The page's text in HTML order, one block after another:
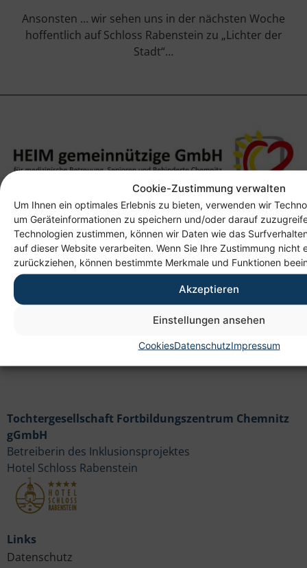
Cookie-Zustimmung verwalten
Um Ihnen ein optimales Erlebnis zu bieten, verwenden wir
um Geräteinformationen zu speichern und/oder darauf
Technologien zustimmen, können wir Daten wie das
auf dieser Website verarbeiten. Wenn Sie Ihre Zustimmung nicht
zurückziehen, können bestimmte Merkmale und Funktionen
Akzeptieren
Einstellungen ansehen
CookiesDatenschutzImpressum
Ansonsten … wir sehen uns in der nächsten Woche
hoffentlich auf Schloss Rabenstein zu „Lichter der
Stadt“…
Anschrift
Heim gemeinnützige GmbH
Lichtenauer Weg 1
09114 Chemnitz
Links
Datenschutz
Tochtergesellschaft Fortbildungszentrum Chemnitz
gGmbH
Betreiberin des Inklusionsprojektes
Hotel Schloss Rabenstein